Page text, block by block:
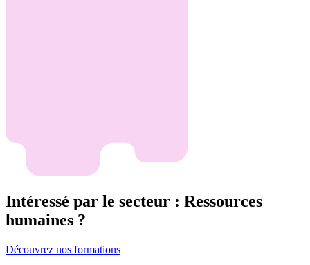
Intéressé par le secteur : Ressources
humaines ?
Découvrez nos formations